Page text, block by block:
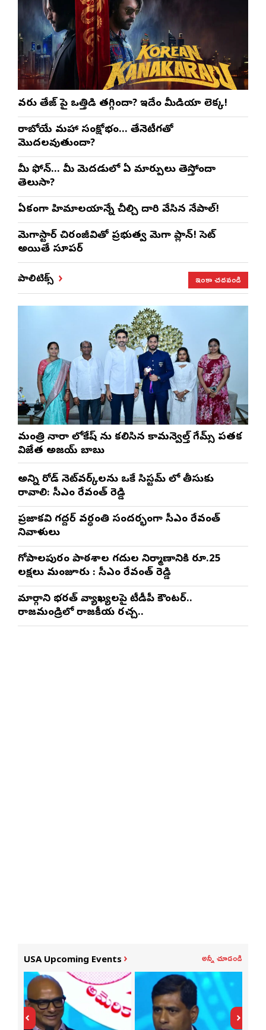
వరుణ్ తేజ్‌ పై ఒత్తిడి తగ్గిందా? ఇదేం మీడియా లెక్క!
రాబోయే మహా సంక్షోభం… తేనెటీగతో
మొదలవుతుందా?
మీ ఫోన్… మీ మెదడులో ఏ మార్పులు తెస్తోందా
తెలుసా?
ఏకంగా హిమాలయాన్నే చీల్చి దారి వేసిన నేపాల్!
మెగాస్టార్ చిరంజీవితో ప్రభుత్వ మెగా ప్లాన్! సెట్
అయితే సూపర్
పాలిటిక్స్ ఇంకా చదవండి
మంత్రి నారా లోకేష్ ను కలిసిన కామన్వెల్త్ గేమ్స్ పతక
విజేత అజయ్ బాబు
అన్ని రోడ్ నెట్‌వర్క్‌లను ఒకే సిస్టమ్ లో తీసుకు
రావాలి: సీఎం రేవంత్ రెడ్డి
ప్రజాకవి గద్దర్‌ వర్ధంతి సందర్భంగా సీఎం రేవంత్‌
నివాళులు
గోపాల‌పురం పాఠ‌శాల గ‌దుల నిర్మాణానికి రూ.25
ల‌క్ష‌లు మంజూరు : సీఎం రేవంత్ రెడ్డి
మార్గాని భరత్ వ్యాఖ్యలపై టీడీపీ కౌంటర్..
రాజమండ్రిలో రాజకీయ రచ్చ..
USA Upcoming Events అన్నీ చూడండి